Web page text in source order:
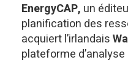
EnergyCAP, un
planification des
acquiert l’irlandais
plateforme